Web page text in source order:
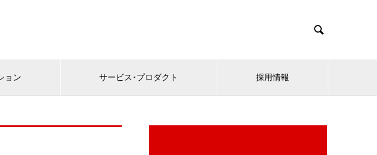

ョン サービス･プロダクト 採用情報